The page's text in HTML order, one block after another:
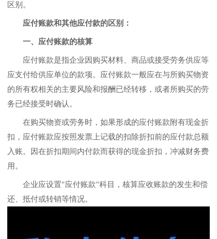
区别。
应付账款和其他应付款的区别：
一、应付账款的核算
应付账款是指企业因购买材料、商品或接受劳务供应等
应支付给供应单位的款项。应付账款一般应在与所购买物资
的所有权相关的主要风险和报酬已经转移，或者所购买的劳
务已经接受时确认。
在购买物资或劳务时，如果形成的应付账款附有现金折
扣，应付账款应按照发票上记载的扣除折扣前的应付款总额
入账。因在折扣期间内付款而获得的现金折扣，冲减财务费
用。
企业应设置"应付账款"科目，核算应收账款的发生和偿
还、抵付或转销等情况。